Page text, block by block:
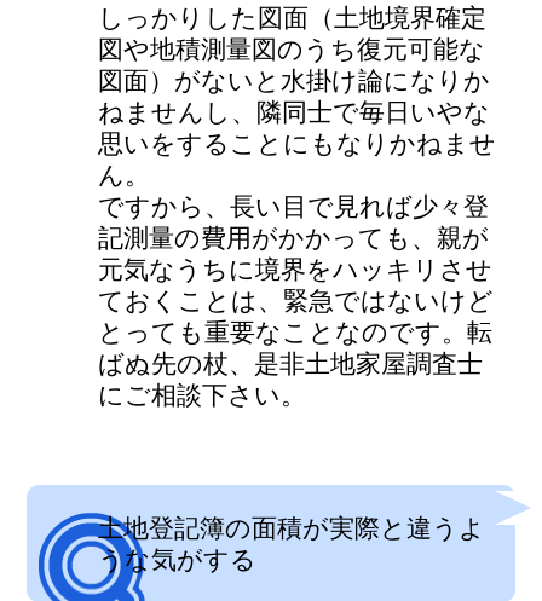
しっかりした図面（土地境界確定
図や地積測量図のうち復元可能な
図面）がないと水掛け論になりか
ねませんし、隣同士で毎日いやな
思いをすることにもなりかねませ
ん。
ですから、長い目で見れば少々登
記測量の費用がかかっても、親が
元気なうちに境界をハッキリさせ
ておくことは、緊急ではないけど
とっても重要なことなのです。転
ばぬ先の杖、是非土地家屋調査士
にご相談下さい。
土地登記簿の面積が実際と違うよ
うな気がする